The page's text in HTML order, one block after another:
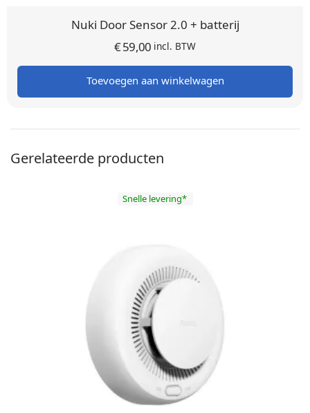
Nuki Door Sensor 2.0 + batterij
€59,00 incl. BTW
Toevoegen aan winkelwagen
Gerelateerde producten
Snelle levering*